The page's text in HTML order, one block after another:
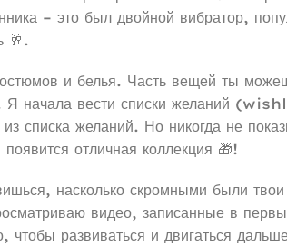
– это был двойной вибратор,
🥂.
и белья. Часть вещей ты
Я начала вести списки желаний
списка желаний. Но никогда не
отличная коллекция 🎁!
насколько скромными были
видео, записанные в
развиваться и двигаться